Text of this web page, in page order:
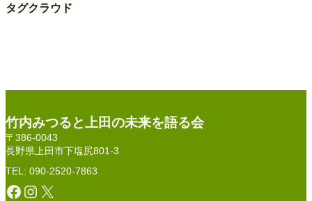
タグクラウド
竹内みつると上田の未来を語る会
〒386-0043
長野県上田市下塩尻801-3
TEL: 090-2520-7863
Facebook Instagram X